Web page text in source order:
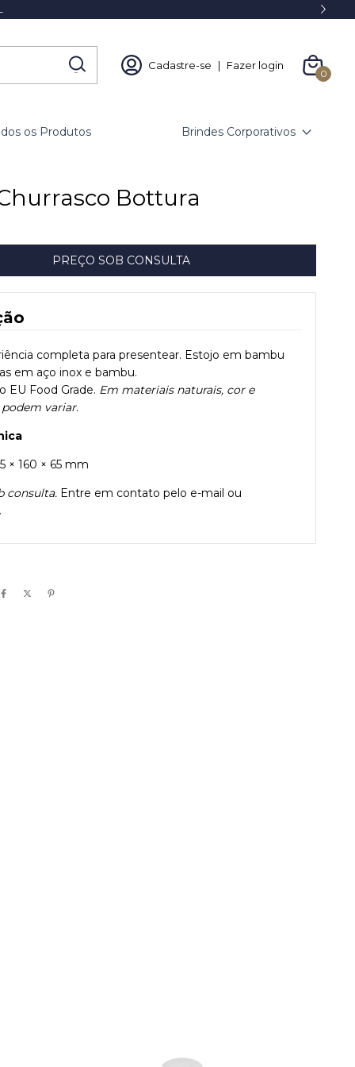
Cadastre-se | Fazer login
0
os Produtos Brindes Corporativos
Bottura
completa para presentear. Estojo em bambu
em aço inox e bambu.
EU Food Grade. Em materiais naturais, cor e
variar.
× 160 × 65 mm
consulta.Entre em contato pelo e-mail ou